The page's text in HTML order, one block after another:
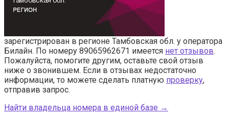
зарегистрирован в регионе Тамбовская обл. у оператора
Билайн. По номеру 89065962671 имеется нет отзывов.
Пожалуйста, помогите другим, оставьте свой отзыв
ниже о звонившем. Если в отзывах недостаточно
информации, то можете сделать платную проверку,
отправив запрос.
Найти владельца номера в единой базе →